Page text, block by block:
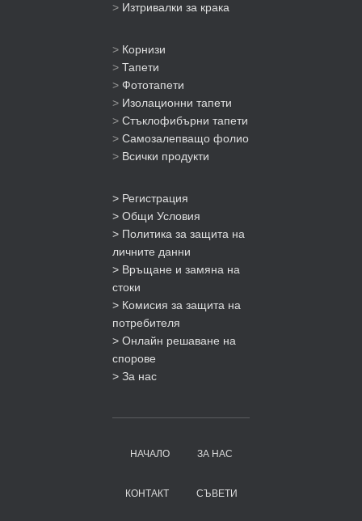
> Изтривалки за крака
> Корнизи
> Тапети
> Фототапети
> Изолационни тапети
> Стъклофибърни тапети
> Самозалепващо фолио
> Всички продукти
> Регистрация
> Общи Условия
> Политика за защита на
личните данни
> Връщане и замяна на
стоки
> Комисия за защита на
потребителя
> Онлайн решаване на
спорове
> За нас
НАЧАЛО ЗА НАС
КОНТАКТ СЪВЕТИ